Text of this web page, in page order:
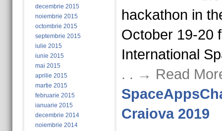
decembrie 2015
noiembrie 2015
octombrie 2015
septembrie 2015
iulie 2015
iunie 2015
mai 2015
aprilie 2015
martie 2015
februarie 2015
ianuarie 2015
decembrie 2014
noiembrie 2014
hackathon in
October 19-20
International
. . → Read
Craiova 2019